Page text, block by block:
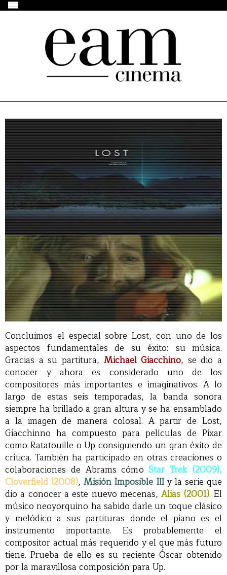
Concluimos el especial sobre Lost, con uno de los
aspectos fundamentales de su éxito: su música.
Gracias a su partitura, Michael Giacchino, se dio a
conocer y ahora es considerado uno de los
compositores más importantes e imaginativos. A lo
largo de estas seis temporadas, la banda sonora
siempre ha brillado a gran altura y se ha ensamblado
a la imagen de manera colosal. A partir de Lost,
Giacchinno ha compuesto para películas de Pixar
como Ratatouille o Up consiguiendo un gran éxito de
crítica. También ha participado en otras creaciones o
colaboraciones de Abrams cómoStar Trek (2009),
Cloverfield (2008),Misión Imposible IIIy la serie que
dio a conocer a este nuevo mecenas,Alias (2001). El
músico neoyorquino ha sabido darle un toque clásico
y melódico a sus partituras donde el piano es el
instrumento importante. Es probablemente el
compositor actual más requerido y el que más futuro
tiene. Prueba de ello es su reciente Óscar obtenido
por la maravillosa composición para Up.